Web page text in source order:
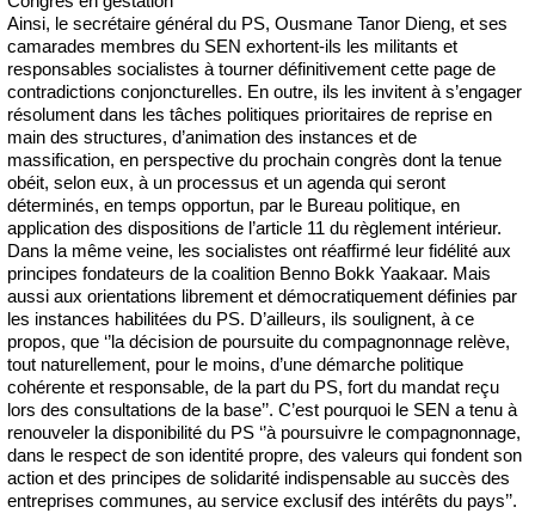
Ainsi, le secrétaire général du PS, Ousmane Tanor Dieng, et ses
camarades membres du SEN exhortent-ils les militants et
responsables socialistes à tourner définitivement cette page de
contradictions conjoncturelles. En outre, ils les invitent à s’engager
résolument dans les tâches politiques prioritaires de reprise en
main des structures, d’animation des instances et de
massification, en perspective du prochain congrès dont la tenue
obéit, selon eux, à un processus et un agenda qui seront
déterminés, en temps opportun, par le Bureau politique, en
application des dispositions de l’article 11 du règlement intérieur.
Dans la même veine, les socialistes ont réaffirmé leur fidélité aux
principes fondateurs de la coalition Benno Bokk Yaakaar. Mais
aussi aux orientations librement et démocratiquement définies par
les instances habilitées du PS. D’ailleurs, ils soulignent, à ce
propos, que ‘’la décision de poursuite du compagnonnage relève,
tout naturellement, pour le moins, d’une démarche politique
cohérente et responsable, de la part du PS, fort du mandat reçu
lors des consultations de la base’’. C’est pourquoi le SEN a tenu à
renouveler la disponibilité du PS ‘’à poursuivre le compagnonnage,
dans le respect de son identité propre, des valeurs qui fondent son
action et des principes de solidarité indispensable au succès des
entreprises communes, au service exclusif des intérêts du pays’’.